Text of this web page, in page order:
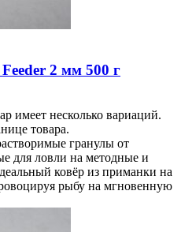
2 мм 500 г
имеет несколько вариаций.
товара.
гранулы от
для ловли на методные и
ковёр из приманки на
рыбу на мгновенную